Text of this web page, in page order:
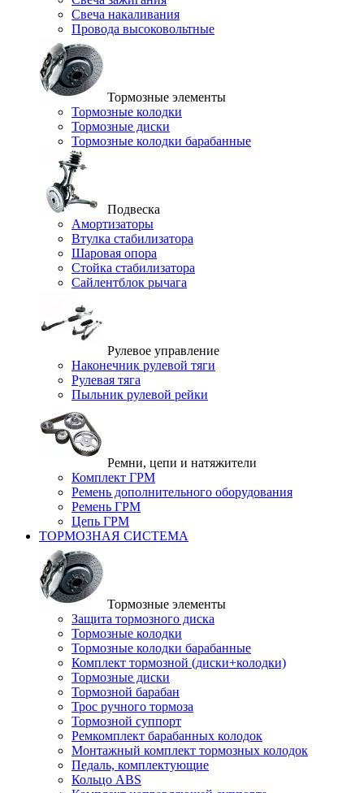
Свеча накаливания
Провода высоковольтные
Тормозные элементы
Тормозные колодки
Тормозные диски
Тормозные колодки барабанные
Подвеска
Амортизаторы
Втулка стабилизатора
Шаровая опора
Стойка стабилизатора
Сайлентблок рычага
Рулевое управление
Наконечник рулевой тяги
Рулевая тяга
Пыльник рулевой рейки
Ремни, цепи и натяжители
Комплект ГРМ
Ремень дополнительного оборудования
Ремень ГРМ
Цепь ГРМ
ТОРМОЗНАЯ СИСТЕМА
Тормозные элементы
Защита тормозного диска
Тормозные колодки
Тормозные колодки барабанные
Комплект тормозной (диски+колодки)
Тормозные диски
Тормозной барабан
Трос ручного тормоза
Тормозной суппорт
Ремкомплект барабанных колодок
Монтажный комплект тормозных колодок
Педаль, комплектующие
Кольцо ABS